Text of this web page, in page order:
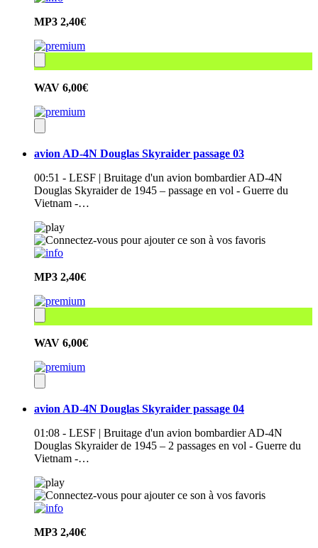
MP3 2,40€
WAV 6,00€
avion AD-4N Douglas Skyraider passage 03
00:51 - LESF | Bruitage d'un avion bombardier AD-4N
Douglas Skyraider de 1945 – passage en vol - Guerre du
Vietnam -…
MP3 2,40€
WAV 6,00€
avion AD-4N Douglas Skyraider passage 04
01:08 - LESF | Bruitage d'un avion bombardier AD-4N
Douglas Skyraider de 1945 – 2 passages en vol - Guerre du
Vietnam -…
MP3 2,40€